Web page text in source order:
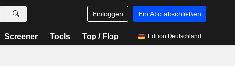
Einloggen Ein Abo abschließen
Screener Tools Top / Flop Edition Deutschland